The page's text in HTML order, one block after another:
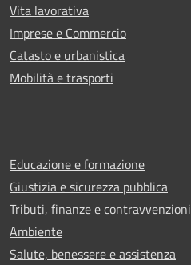
Vita lavorativa
Imprese e Commercio
Catasto e urbanistica
Mobilità e trasporti
Educazione e formazione
Giustizia e sicurezza pubblica
Tributi, finanze e contravvenzioni
Ambiente
Salute, benessere e assistenza